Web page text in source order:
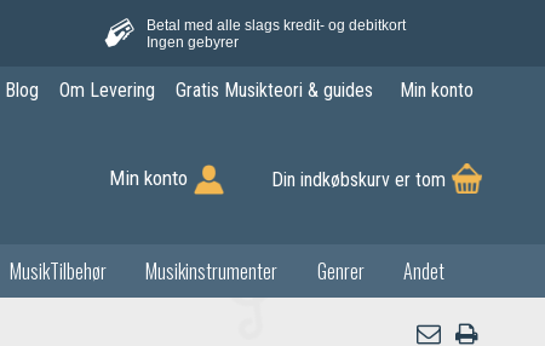
Betal med alle slags kredit- og debitkort
Ingen gebyrer
Blog Om Levering Gratis Musikteori & guides Min konto
Min konto Din indkøbskurv er tom
MusikTilbehør Musikinstrumenter Genrer Andet